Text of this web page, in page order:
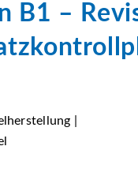
B1 –
|